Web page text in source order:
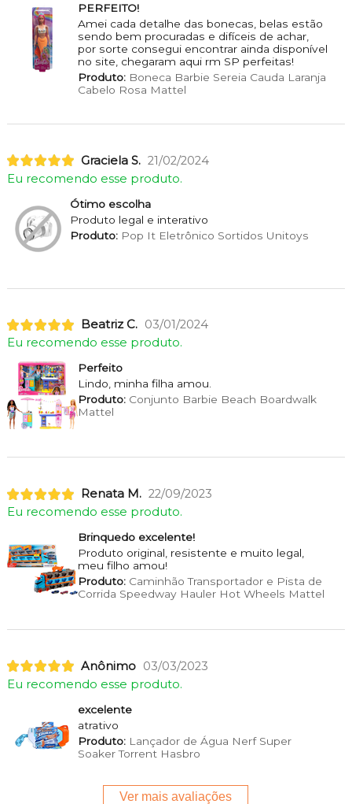
PERFEITO!
Amei cada detalhe das bonecas, belas estão
sendo bem procuradas e difíceis de achar,
por sorte consegui encontrar ainda disponível
no site, chegaram aqui rm SP perfeitas!
Produto:Boneca Barbie Sereia Cauda Laranja
Cabelo Rosa Mattel
Graciela S. 21/02/2024
Eu recomendo esse produto.
Ótimo escolha
Produto legal e interativo
Produto:Pop It Eletrônico Sortidos Unitoys
Beatriz C. 03/01/2024
Eu recomendo esse produto.
Perfeito
Lindo, minha filha amou.
Produto:Conjunto Barbie Beach Boardwalk
Mattel
Renata M. 22/09/2023
Eu recomendo esse produto.
Brinquedo excelente!
Produto original, resistente e muito legal,
meu filho amou!
Produto:Caminhão Transportador e Pista de
Corrida Speedway Hauler Hot Wheels Mattel
Anônimo 03/03/2023
Eu recomendo esse produto.
excelente
atrativo
Produto:Lançador de Água Nerf Super
Soaker Torrent Hasbro
Ver mais avaliações